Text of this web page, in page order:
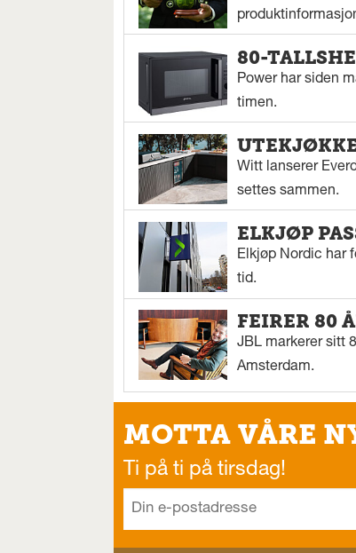
80-
Power har siden
timen.
Witt lanserer
settes sammen.
ELKJØP
Elkjøp Nordic har
tid.
FEIRER 80
JBL markerer sitt
Amsterdam.
MOTTA VÅRE
Ti på ti på tirsdag!